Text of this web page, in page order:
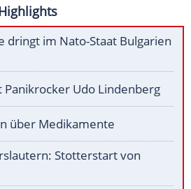
dringt im Nato-Staat Bulgarien
Panikrocker Udo Lindenberg
über Medikamente
Stotterstart von